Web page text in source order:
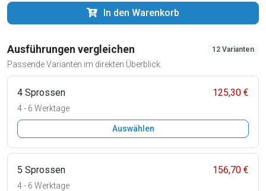
In den Warenkorb
Ausführungen vergleichen
Passende Varianten im direkten Überblick.
12 Varianten
4 Sprossen 125,30 €
4 - 6 Werktage
Auswählen
5 Sprossen 156,70 €
4 - 6 Werktage